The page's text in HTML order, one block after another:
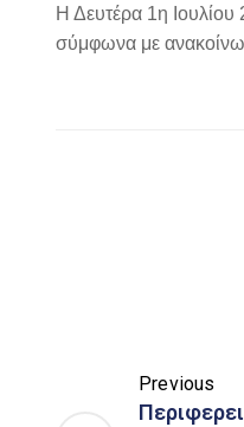
Η Δευτέρα 1η Ιουλίου
σύμφωνα με
Previous